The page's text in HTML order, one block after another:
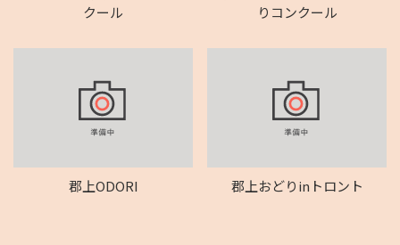
クール
りコンクール
郡上ODORI 郡上おどりinトロント